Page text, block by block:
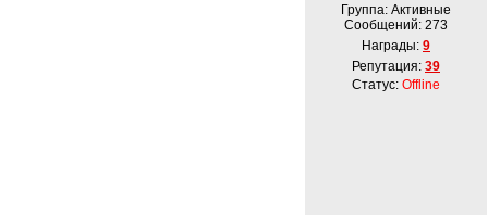
Группа: Активные
Сообщений: 273
Награды: 9
Репутация: 39
Статус: Offline